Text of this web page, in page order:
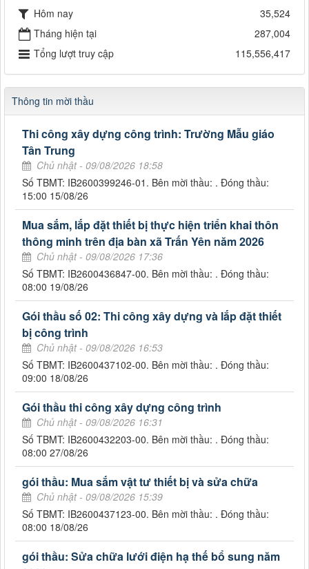
Hôm nay
35,524
Tháng hiện tại
287,004
Tổng lượt truy cập
115,556,417
Thông tin mời thầu
Thi công xây dựng công trình: Trường Mẫu giáo
Tân Trung
Chủ nhật - 09/08/2026 18:58
Số TBMT: IB2600399246-01. Bên mời thầu: . Đóng thầu:
15:00 15/08/26
Mua sắm, lắp đặt thiết bị thực hiện triển khai thôn
thông minh trên địa bàn xã Trấn Yên năm 2026
Chủ nhật - 09/08/2026 17:36
Số TBMT: IB2600436847-00. Bên mời thầu: . Đóng thầu:
08:00 19/08/26
Gói thầu số 02: Thi công xây dựng và lắp đặt thiết
bị công trình
Chủ nhật - 09/08/2026 16:53
Số TBMT: IB2600437102-00. Bên mời thầu: . Đóng thầu:
09:00 18/08/26
Gói thầu thi công xây dựng công trình
Chủ nhật - 09/08/2026 16:31
Số TBMT: IB2600432203-00. Bên mời thầu: . Đóng thầu:
08:00 27/08/26
gói thầu: Mua sắm vật tư thiết bị và sửa chữa
Chủ nhật - 09/08/2026 15:39
Số TBMT: IB2600437123-00. Bên mời thầu: . Đóng thầu:
08:00 18/08/26
gói thầu: Sửa chữa lưới điện hạ thế bổ sung năm